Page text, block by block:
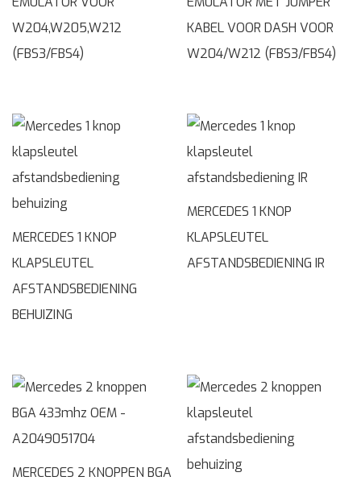
W204,W205,W212
(FBS3/FBS4)
KABEL VOOR DASH VOOR
W204/W212 (FBS3/FBS4)
MERCEDES 1 KNOP
KLAPSLEUTEL
AFSTANDSBEDIENING
BEHUIZING
MERCEDES 1 KNOP
KLAPSLEUTEL
AFSTANDSBEDIENING IR
MERCEDES 2 KNOPPEN BGA